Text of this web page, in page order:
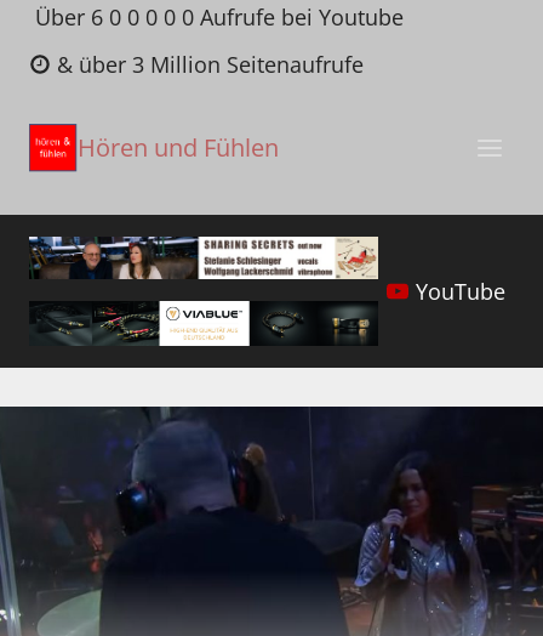
Zum
Inhalt
springen
Über 6 0 0 0 0 0 Aufrufe bei Youtube
& über 3 Million Seitenaufrufe
Hören und Fühlen
YouTube